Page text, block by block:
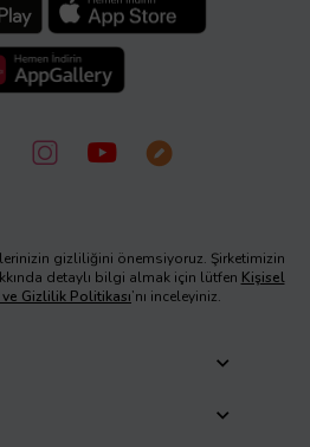
gizliliğini önemsiyoruz. Şirketimizin
detaylı bilgi almak için lütfen Kişisel
Gizlilik Politikası’nı inceleyiniz.